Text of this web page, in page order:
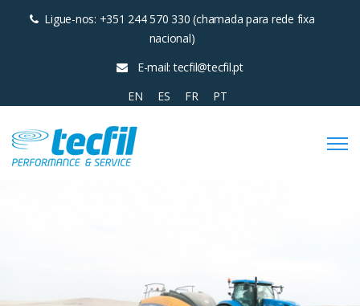
Ligue-nos: +351 244 570 330 (chamada para rede fixa
nacional)
E-mail: tecfil@tecfil.pt
EN
ES FR PT